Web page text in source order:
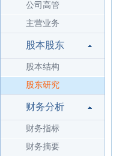
公司高管
主营业务
股本股东
股本结构
股东研究
财务分析
财务指标
财务摘要